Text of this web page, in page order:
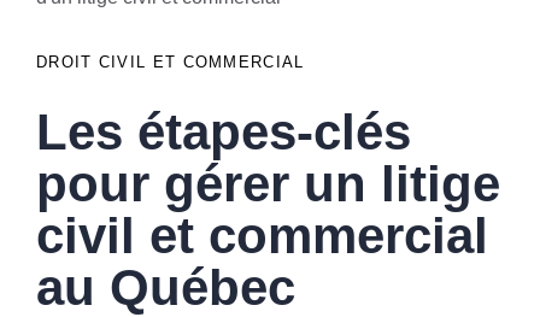
DROIT CIVIL ET COMMERCIAL
Les étapes-clés
pour gérer un litige
civil et commercial
au Québec